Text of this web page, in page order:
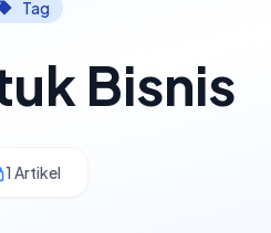
Tag
Bisnis
1 Artikel